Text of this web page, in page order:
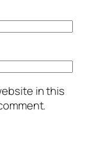
in this